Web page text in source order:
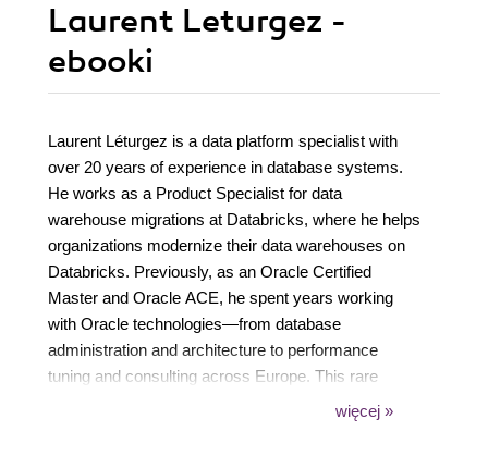
Laurent Leturgez -
ebooki
Laurent Léturgez is a data platform specialist with
over 20 years of experience in database systems.
He works as a Product Specialist for data
warehouse migrations at Databricks, where he helps
organizations modernize their data warehouses on
Databricks. Previously, as an Oracle Certified
Master and Oracle ACE, he spent years working
with Oracle technologies—from database
administration and architecture to performance
tuning and consulting across Europe. This rare
combination of deep legacy database expertise and
więcej »